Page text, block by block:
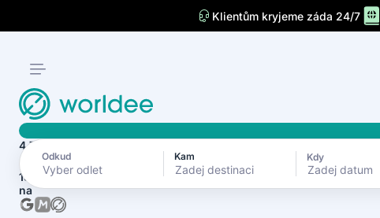
Klientům kryjeme záda 24/7
Odkud Kam Kdy
Zadej datum
4.7
1870+ recenzí
na